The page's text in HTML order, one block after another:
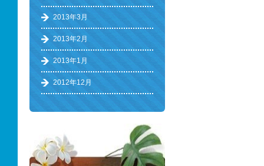
2013年3月
2013年2月
2013年1月
2012年12月